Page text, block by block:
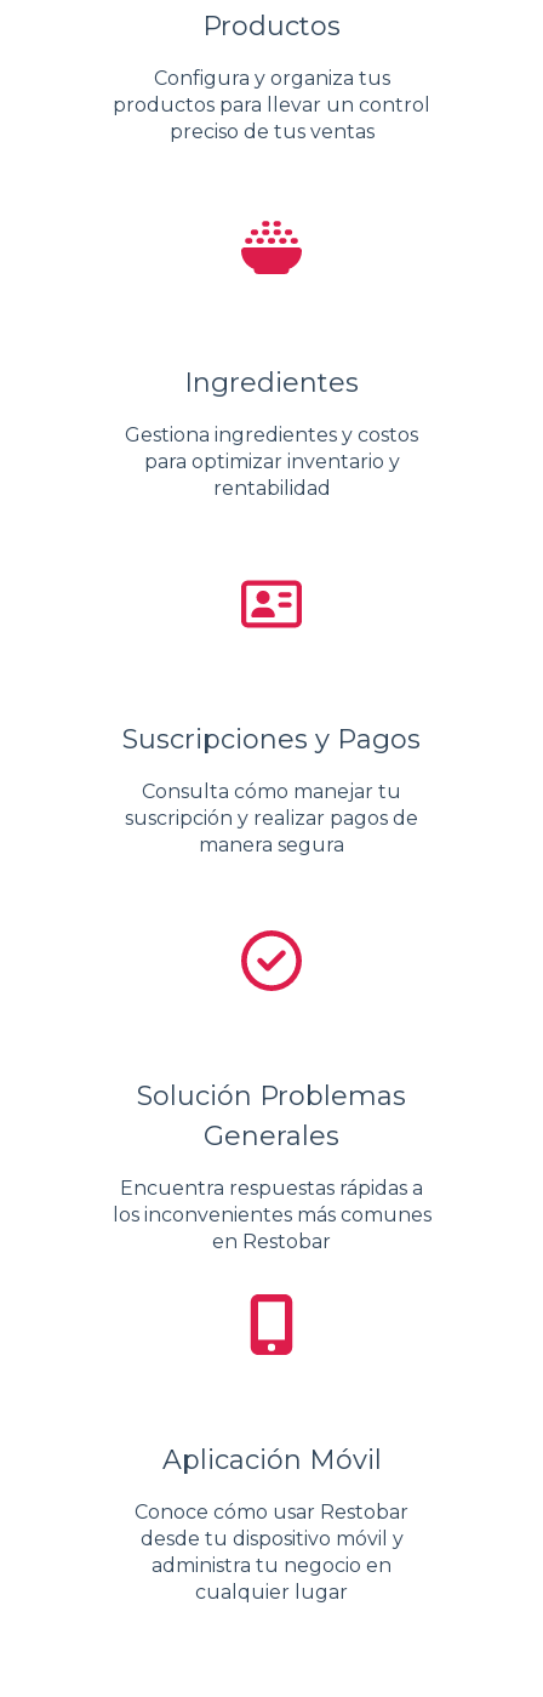
Productos
Configura y organiza tus
productos para llevar un control
preciso de tus ventas
Ingredientes
Gestiona ingredientes y costos
para optimizar inventario y
rentabilidad
Suscripciones y Pagos
Consulta cómo manejar tu
suscripción y realizar pagos de
manera segura
Solución Problemas
Generales
Encuentra respuestas rápidas a
los inconvenientes más comunes
en Restobar
Aplicación Móvil
Conoce cómo usar Restobar
desde tu dispositivo móvil y
administra tu negocio en
cualquier lugar